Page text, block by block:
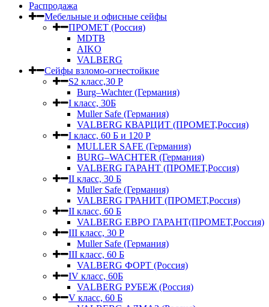
Распродажа
Мебельные и офисные сейфы
ПРОМЕТ (Россия)
MDTB
AIKO
VALBERG
Сейфы взломо-огнестойкие
S2 класс,30 Р
Burg–Wachter (Германия)
I класс, 30Б
Muller Safe (Германия)
VALBERG КВАРЦИТ (ПРОМЕТ,Россия)
I класс, 60 Б и 120 Р
MULLER SAFE (Германия)
BURG–WACHTER (Германия)
VALBERG ГАРАНТ (ПРОМЕТ,Россия)
II класс, 30 Б
Muller Safe (Германия)
VALBERG ГРАНИТ (ПРОМЕТ,Россия)
II класс, 60 Б
VALBERG ЕВРО ГАРАНТ(ПРОМЕТ,Россия)
III класс, 30 Р
Muller Safe (Германия)
III класс, 60 Б
VALBERG ФОРТ (Россия)
IV класс, 60Б
VALBERG РУБЕЖ (Россия)
V класс, 60 Б